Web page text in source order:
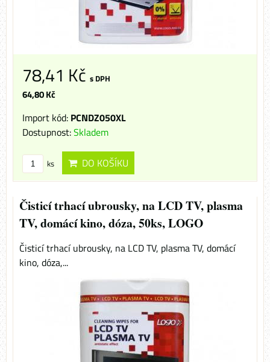
78,41 Kč s DPH
64,80 Kč
Import kód: PCNDZ050XL
Dostupnost:Skladem
ks DO KOŠÍKU
Čisticí trhací ubrousky, na LCD TV, plasma
TV, domácí kino, dóza, 50ks, LOGO
Čisticí trhací ubrousky, na LCD TV, plasma TV, domácí
kino, dóza,...